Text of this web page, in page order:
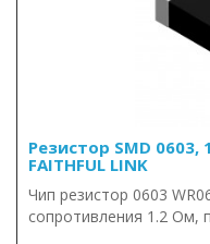
Резистор SMD 0603,
FAITHFUL LINK
Чип резистор 0603
сопротивления 1.2 Ом,